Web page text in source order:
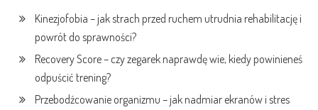
Kinezjofobia – jak strach przed ruchem utrudnia rehabilitację i
powrót do sprawności?
Recovery Score – czy zegarek naprawdę wie, kiedy powinieneś
odpuścić trening?
Przebodźcowanie organizmu – jak nadmiar ekranów i stres